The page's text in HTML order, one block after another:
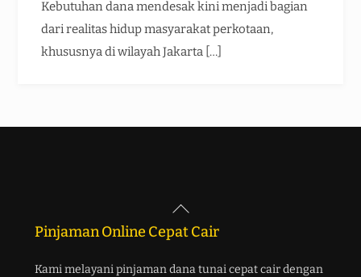
Kebutuhan dana mendesak kini menjadi bagian
dari realitas hidup masyarakat perkotaan,
khususnya di wilayah Jakarta […]
Pinjaman Online Cepat Cair
Kami melayani pinjaman dana tunai cepat cair dengan
Back
To